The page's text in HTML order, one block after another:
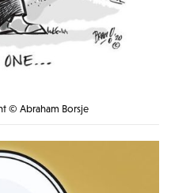
© Abraham Borsje